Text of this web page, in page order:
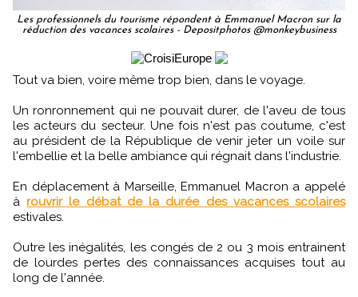
Les professionnels du tourisme répondent à Emmanuel Macron sur la
réduction des vacances scolaires - Depositphotos @monkeybusiness
Tout va bien, voire même trop bien, dans le voyage.
Un ronronnement qui ne pouvait durer, de l'aveu de tous
les acteurs du secteur. Une fois n'est pas coutume, c'est
au président de la République de venir jeter un voile sur
l'embellie et la belle ambiance qui régnait dans l'industrie.
En déplacement à Marseille, Emmanuel Macron a appelé
àrouvrir le débat de la durée des vacances scolaires
estivales.
Outre les inégalités, les congés de 2 ou 3 mois entrainent
de lourdes pertes des connaissances acquises tout au
long de l'année.